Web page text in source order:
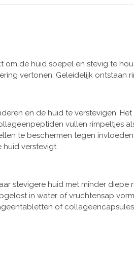
de huid soepel en stevig te
vertonen. Geleidelijk ontstaan
en de huid te verstevigen.
vullen rimpeltjes
te beschermen tegen
verstevigt.
stevigere huid met minder diepe
in water of vruchtensap
of